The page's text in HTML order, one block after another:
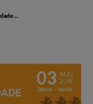
3 de Maio | Dia da Responsabilidade Social - Alargamento Prazo Inscrições - 30 Abril